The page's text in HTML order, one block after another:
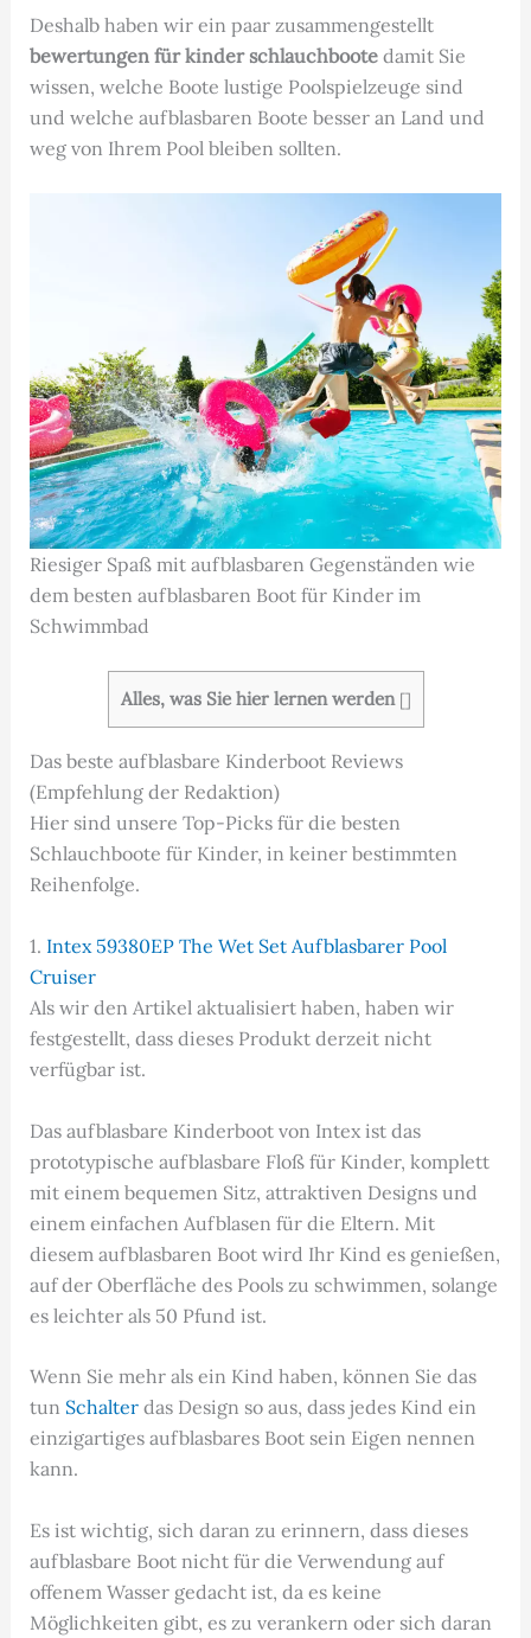
Deshalb haben wir ein paar zusammengestellt
bewertungen für kinder schlauchboote damit Sie
wissen, welche Boote lustige Poolspielzeuge sind
und welche aufblasbaren Boote besser an Land und
weg von Ihrem Pool bleiben sollten.
Riesiger Spaß mit aufblasbaren Gegenständen wie
dem besten aufblasbaren Boot für Kinder im
Schwimmbad
Alles, was Sie hier lernen werden []
Das beste aufblasbare Kinderboot Reviews
(Empfehlung der Redaktion)
Hier sind unsere Top-Picks für die besten
Schlauchboote für Kinder, in keiner bestimmten
Reihenfolge.
1. Intex 59380EP The Wet Set Aufblasbarer Pool
Cruiser
Als wir den Artikel aktualisiert haben, haben wir
festgestellt, dass dieses Produkt derzeit nicht
verfügbar ist.
Das aufblasbare Kinderboot von Intex ist das
prototypische aufblasbare Floß für Kinder, komplett
mit einem bequemen Sitz, attraktiven Designs und
einem einfachen Aufblasen für die Eltern. Mit
diesem aufblasbaren Boot wird Ihr Kind es genießen,
auf der Oberfläche des Pools zu schwimmen, solange
es leichter als 50 Pfund ist.
Wenn Sie mehr als ein Kind haben, können Sie das
tun Schalterdas Design so aus, dass jedes Kind ein
einzigartiges aufblasbares Boot sein Eigen nennen
kann.
Es ist wichtig, sich daran zu erinnern, dass dieses
aufblasbare Boot nicht für die Verwendung auf
offenem Wasser gedacht ist, da es keine
Möglichkeiten gibt, es zu verankern oder sich daran